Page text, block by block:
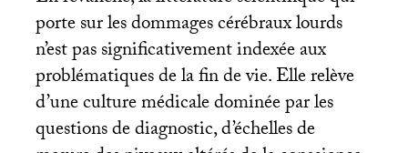
porte sur les dommages cérébraux lourds
n’est pas significativement indexée aux
problématiques de la fin de vie. Elle relève
d’une culture médicale dominée par les
questions de diagnostic, d’échelles de